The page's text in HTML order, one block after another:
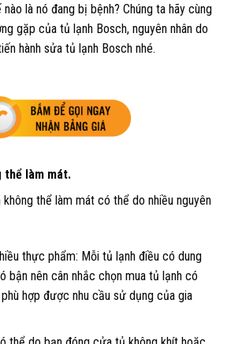
là nó đang bị bệnh? Chúng ta hãy cùng
gặp của tủ lạnh Bosch, nguyên nhân do
hành sửa tủ lạnh Bosch nhé.
thể làm mát.
thể làm mát có thể do nhiều nguyên
thực phẩm: Mỗi tủ lạnh điều có dung
bận nên cân nhắc chọn mua tủ lạnh có
hợp được nhu cầu sử dụng của gia